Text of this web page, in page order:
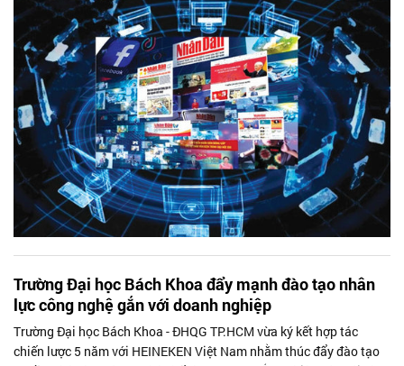
Trường Đại học Bách Khoa đẩy mạnh đào tạo nhân
lực công nghệ gắn với doanh nghiệp
Trường Đại học Bách Khoa - ĐHQG TP.HCM vừa ký kết hợp tác
chiến lược 5 năm với HEINEKEN Việt Nam nhằm thúc đẩy đào tạo